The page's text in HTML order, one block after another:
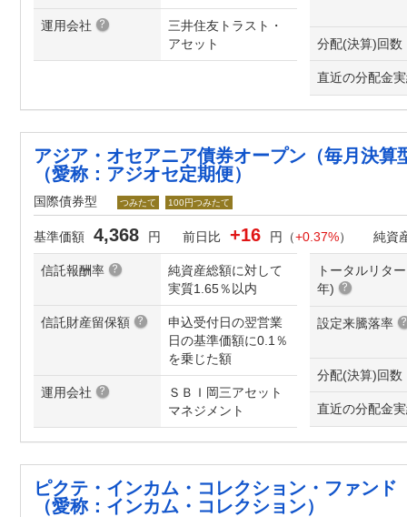
運用会社
三井住友トラスト・
アセット
分配(決算)回数
直近の分配金
アジア・オセアニア債券オープン（毎月決算
（愛称：アジオセ定期便）
国際債券型 つみたて 100円つみたて
基準価額 4,368 円 前日比 +16 円（+0.37%） 純資
信託報酬率
純資産総額に対して
実質1.65％以内
信託財産留保額
申込受付日の翌営業
日の基準価額に0.1％
を乗じた額
運用会社
ＳＢＩ岡三アセット
マネジメント
トータルリタ
年)
設定来騰落率
分配(決算)回数
直近の分配金
ピクテ・インカム・コレクション・ファンド
（愛称：インカム・コレクション）